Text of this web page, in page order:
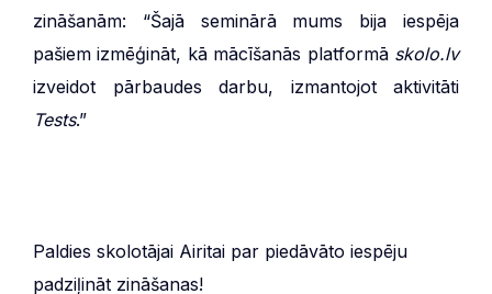
zināšanām: “Šajā seminārā mums bija iespēja
pašiem izmēģināt, kā mācīšanās platformā skolo.lv
izveidot pārbaudes darbu, izmantojot aktivitāti
Tests.”
Paldies skolotājai Airitai par piedāvāto iespēju
padziļināt zināšanas!